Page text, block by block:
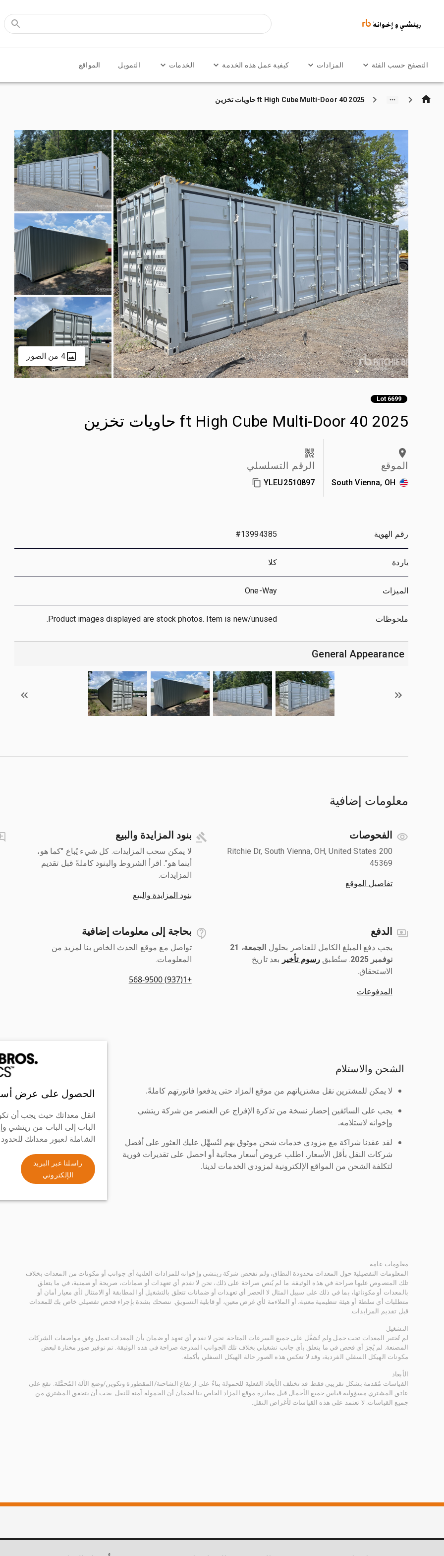
التصفح حسب الفئة المزادات كيفية عمل هذه الخدمة الخدمات التمويل المواقع
2025 40 ft High Cube Multi-Door حاويات تخزين
4 من الصور
Lot 6699
2025 40 ft High Cube Multi-Door حاويات تخزين
الموقع
South Vienna, OH
الرقم التسلسلي
YLEU2510897
رقم الهوية #13994385
ياردة كلا
الميزات One-Way
ملحوظات Product images displayed are stock photos. Item is new/unused.
General Appearance
معلومات إضافية
الفحوصات
200 Ritchie Dr, South Vienna, OH, United States
45369
تفاصيل الموقع
بنود المزايدة والبيع
لا يمكن سحب المزايدات. كل شيء يُباع "كما هو،
أينما هو". اقرأ الشروط والبنود كاملةً قبل تقديم
المزايدات.
بنود المزايدة والبيع
الدفع
يجب دفع المبلغ الكامل للعناصر بحلول ‎
الجمعة، 21
نوفمبر 2025
‎. ستُطبق رسوم تأخير بعد تاريخ
الاستحقاق.
المدفوعات
بحاجة إلى معلومات إضافية
تواصل مع موقع الحدث الخاص بنا لمزيد من
المعلومات.
+1(937) 568-9500
الشحن والاستلام
لا يمكن للمشترين نقل مشترياتهم من موقع المزاد حتى يدفعوا فاتورتهم كاملةً.
يجب على السائقين إحضار نسخة من تذكرة الإفراج عن العنصر من شركة ريتشي
وإخوانه لاستلامه.
لقد عقدنا شراكة مع مزودي خدمات شحن موثوق بهم لنُسهِّل عليك العثور على أفضل
شركات النقل بأقل الأسعار. اطلب عروض أسعار مجانية أو احصل على تقديرات فورية
لتكلفة الشحن من المواقع الإلكترونية لمزودي الخدمات لدينا.
الحصول على عرض
انقل معداتك حيث يجب أن
الباب إلى الباب من ريتشي
الشاملة لعبور معداتك
راسلنا عبر البريد
الإلكتروني
معلومات عامة
المعلومات التفصيلية حول المعدات محدودة النطاق، ولم تفحص شركة ريتشي وإخوانه للمزادات العلنية أي جوانب أو مكونات من المعدات بخلاف
تلك المنصوص عليها صراحة في هذه الوثيقة. ما لم يُنص صراحة على ذلك، نحن لا نقدم أي تعهدات أو ضمانات، صريحة أو ضمنية، في ما يتعلق
بالمعدات أو مكوناتها، بما في ذلك على سبيل المثال لا الحصر أي تعهدات أو ضمانات تتعلق بالتشغيل أو المطابقة أو الامتثال لأي معيار أمان أو
متطلبات أي سلطة أو هيئة تنظيمية معنية، أو الملاءمة لأي غرض معين، أو قابلية التسويق. ننصحك بشدة بإجراء فحص تفصيلي خاص بك للمعدات
قبل تقديم المزايدات.
التشغيل
لم تُختبر المعدات تحت حمل ولم تُشغَّل على جميع السرعات المتاحة. نحن لا نقدم أي تعهد أو ضمان بأن المعدات تعمل وفق مواصفات الشركات
المصنعة. لم يُجرَ أي فحص في ما يتعلق بأي جانب تشغيلي بخلاف تلك الجوانب المدرجة صراحة في هذه الوثيقة. تم توفير صور مختارة لبعض
مكونات الهيكل السفلي الفردية، وقد لا تعكس هذه الصور حالة الهيكل السفلي بأكمله.
الأبعاد
القياسات مُقدمة بشكل تقريبي فقط. قد تختلف الأبعاد الفعلية للحمولة بناءً على ارتفاع الشاحنة/المقطورة وتكوين/وضع الآلة المُحمَّلة. تقع على
عاتق المشتري مسؤولية قياس جميع الأحمال قبل مغادرة موقع المزاد الخاص بنا لضمان أن الحمولة آمنة للنقل. يجب أن يتحقق المشتري من
جميع القياسات. لا تعتمد على هذه القياسات لأغراض النقل.